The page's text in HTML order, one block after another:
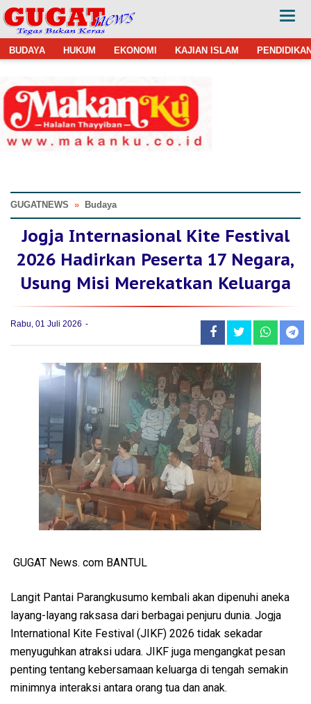
BUDAYA HUKUM EKONOMI KAJIAN ISLAM
GUGATNEWS » Budaya
Jogja Internasional Kite Festival
2026 Hadirkan Peserta 17 Negara,
Usung Misi Merekatkan Keluarga
Rabu, 01 Juli 2026
GUGAT News. com BANTUL
Langit Pantai Parangkusumo kembali akan dipenuhi aneka
layang-layang raksasa dari berbagai penjuru dunia. Jogja
International Kite Festival (JIKF) 2026 tidak sekadar
menyuguhkan atraksi udara. JIKF juga mengangkat pesan
penting tentang kebersamaan keluarga di tengah semakin
minimnya interaksi antara orang tua dan anak.